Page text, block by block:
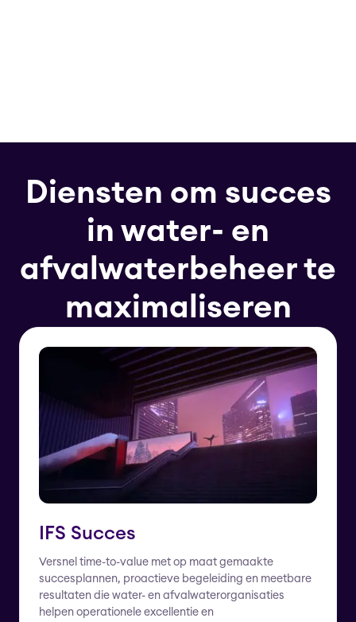
Diensten om succes
in water- en
afvalwaterbeheer te
maximaliseren
IFS Succes
Versnel time-to-value met op maat gemaakte
succesplannen, proactieve begeleiding en meetbare
resultaten die water- en afvalwaterorganisaties
helpen operationele excellentie en